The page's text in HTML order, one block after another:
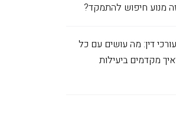
מנוע חיפוש להתמקד?
דין: מה עושים עם כל
מקדמים ביעילות